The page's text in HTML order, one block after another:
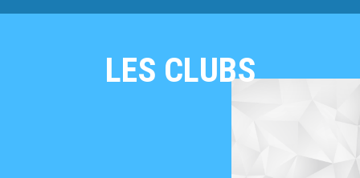
LES CLUBS